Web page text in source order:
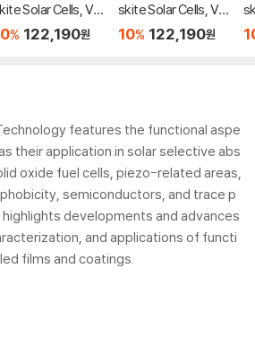
Solar Cells, Vol
3
% 122,190원
skite Solar Cells, Vol
ume 1
10% 122,190원
features the functional aspe
their application in solar selective abs
oxide fuel cells, piezo-related areas,
semiconductors, and trace p
developments and advances
and applications of functi
films and coatings.